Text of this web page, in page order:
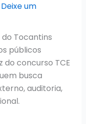
Deixe um
Tocantins
públicos
do concurso TCE
busca
auditoria,